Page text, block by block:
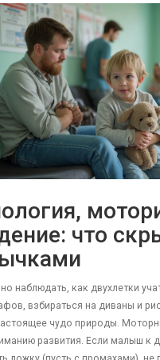
что
наблюдать, как двухлетки
взбираться на диваны и
чудо природы.
развития. Если малыш к